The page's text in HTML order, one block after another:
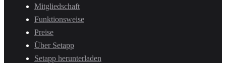
Mitgliedschaft
Funktionsweise
Preise
Über Setapp
Setapp herunterladen